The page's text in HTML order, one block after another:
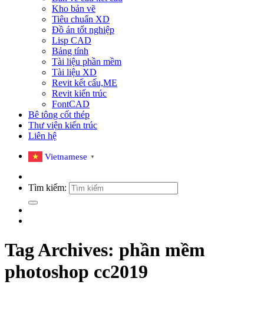
Kho bản vẽ
Tiêu chuẩn XD
Đồ án tốt nghiệp
Lisp CAD
Bảng tính
Tài liệu phần mềm
Tài liệu XD
Revit kết cấu,ME
Revit kiến trúc
FontCAD
Bê tông cốt thép
Thư viện kiến trúc
Liên hệ
Vietnamese ▼
Tìm kiếm:
Tag Archives: phần mềm
photoshop cc2019